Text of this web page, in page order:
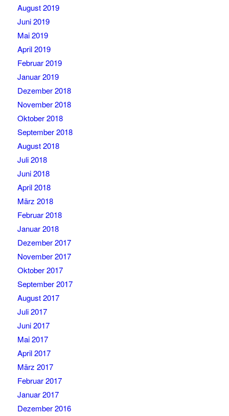
August 2019
Juni 2019
Mai 2019
April 2019
Februar 2019
Januar 2019
Dezember 2018
November 2018
Oktober 2018
September 2018
August 2018
Juli 2018
Juni 2018
April 2018
März 2018
Februar 2018
Januar 2018
Dezember 2017
November 2017
Oktober 2017
September 2017
August 2017
Juli 2017
Juni 2017
Mai 2017
April 2017
März 2017
Februar 2017
Januar 2017
Dezember 2016